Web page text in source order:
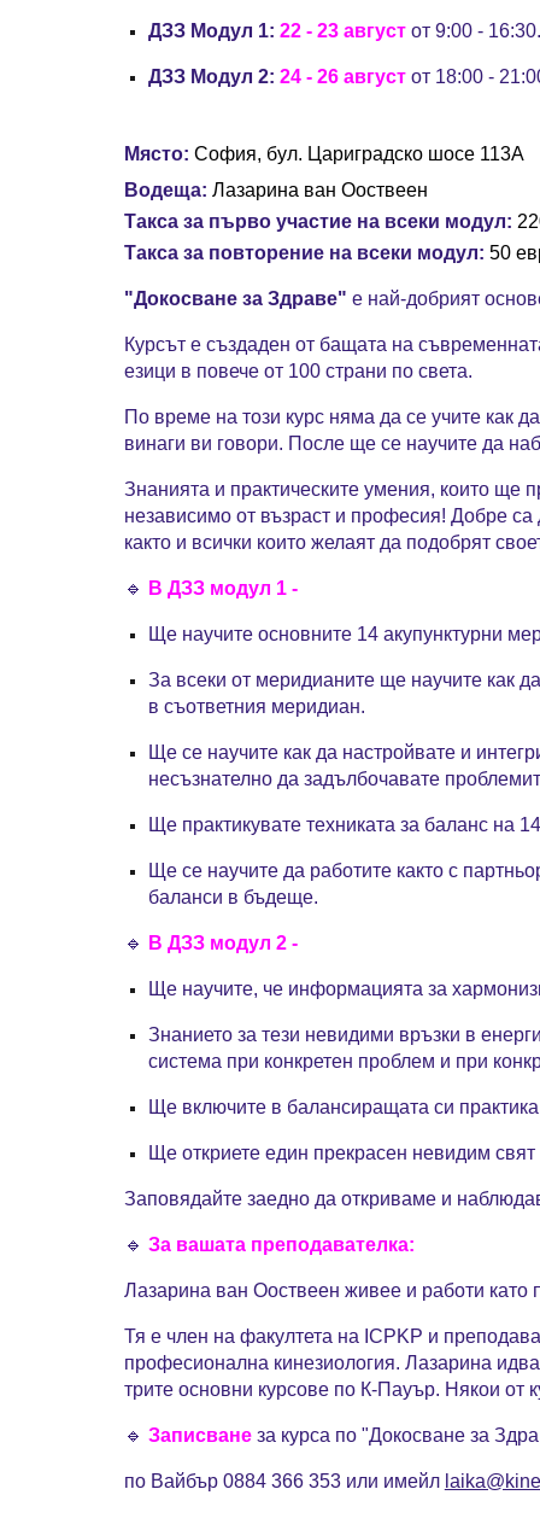
ДЗЗ Модул 1: 22 - 23 августот 9:00 - 16:30.
ДЗЗ Модул 2: 24 - 26 августот 18:00 -
Място: София, бул. Цариградско шосе 113А
Водеща: Лазарина ван Ооствеен
Такса за първо участие на всеки модул:
Такса за повторение на всеки модул: 50
"Докосване за Здраве" е най-добрият
Курсът е създаден от бащата на
езици в повече от 100 страни по света.
По време на този курс няма да се учите как
винаги ви говори. После щесе научите да
Знанията и практическите умения, които ще
независимо от възраст и професия! Добре са
както и всички които желаят да подобрят
🔹 В ДЗЗ модул 1 -
Ще научите основните 14 акупунктурни
За всеки от меридианите ще научите как
в съответния меридиан.
Ще се научите как да настройвате и
несъзнателно да задълбочавате
Ще практикувате техниката за баланс на
Ще се научите да работите както с
баланси в бъдеще.
🔹 В ДЗЗ модул 2 -
Ще научите, че информацията за
Знанието за тези невидими връзки в
система при конкретен проблем и при
Ще включите в балансиращата си
Ще откриете един прекрасен невидим
Заповядайте заедно да откриваме и
🔹 За вашата преподавателка:
Лазарина ван Ооствеен живее и работи
Тя е член на факултета на ICPKP и
професионална кинезиология. Лазарина
трите основни курсове по К-Пауър. Някои от
🔹 Записванеза курса по "Докосване за
по Вайбър 0884 366 353 или имейл